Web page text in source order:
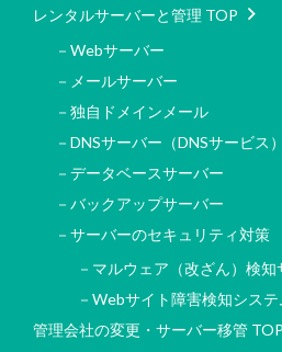
レンタルサーバーと管理 TOP
－Webサーバー
－メールサーバー
－独自ドメインメール
－DNSサーバー（DNSサービス）
－データベースサーバー
－バックアップサーバー
－サーバーのセキュリティ対策
－マルウェア（改ざん）検知
－Webサイト障害検知システ
管理会社の変更・サーバー移管 TOP